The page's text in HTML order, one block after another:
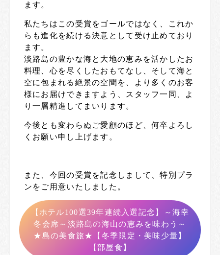
ます。
私たちはこの受賞をゴールではなく、これか
らも進化を続ける決意として受け止めており
ます。
淡路島の豊かな海と大地の恵みを活かしたお
料理、心を尽くしたおもてなし、そして海と
空に包まれる絶景の空間を、より多くのお客
様にお届けできますよう、スタッフ一同、よ
り一層精進してまいります。
今後とも変わらぬご愛顧のほど、何卒よろし
くお願い申し上げます。
また、今回の受賞を記念しまして、特別プラ
ンをご用意いたしました。
【ホテル100選39年連続入選記念】～海幸
冬会席～淡路島の海山の恵みを味わう～
★島の美食旅★【冬季限定・美味少量】
【部屋食】